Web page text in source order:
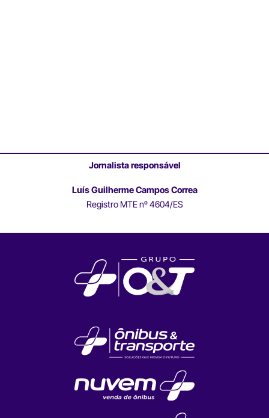
Jornalista responsável
Luís Guilherme Campos Correa
Registro MTE nº 4604/ES